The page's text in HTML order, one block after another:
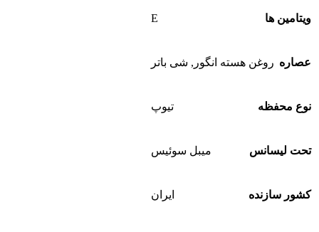
ویتامین ها E
عصاره روغن هسته انگور , شی باتر
نوع محفظه تیوپ
تحت لیسانس میبل سوئیس
کشور سازنده ایران